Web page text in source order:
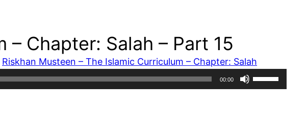
Chapter: Salah – Part 15
Riskhan Musteen – The Islamic Curriculum – Chapter: Salah
00:00
Use
Up/Down